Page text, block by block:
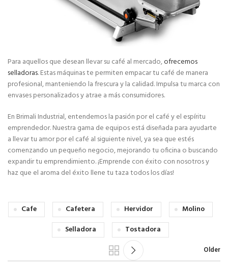
Para aquellos que desean llevar su café al mercado,ofrecemos
selladoras. Estas máquinas te permiten empacar tu café de manera
profesional, manteniendo la frescura y la calidad. Impulsa tu marca con
envases personalizados y atrae a más consumidores.
En Brimali Industrial, entendemos la pasión por el café y el espíritu
emprendedor. Nuestra gama de equipos está diseñada para ayudarte
a llevar tu amor por el café al siguiente nivel, ya sea que estés
comenzando un pequeño negocio, mejorando tu oficina o buscando
expandir tu emprendimiento. ¡Emprende con éxito con nosotros y
haz que el aroma del éxito llene tu taza todos los días!
Cafe Cafetera Hervidor
Molino
Selladora
Tostadora
Older